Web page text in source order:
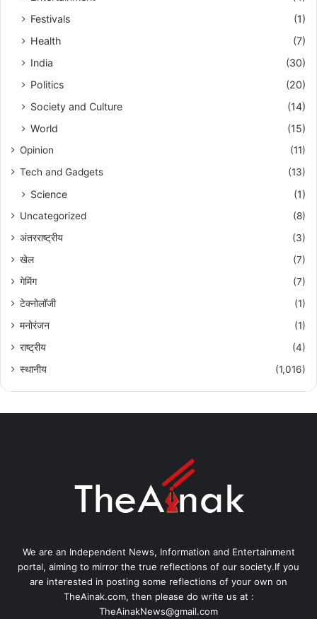
Festivals
(1)
Health
(7)
India
(30)
Politics
(20)
Society and Culture
(14)
World
(15)
Opinion
(11)
Tech and Gadgets
(13)
Science (1)
Uncategorized
(8)
अंतरराष्ट्रीय
(3)
खेल
(7)
गेमिंग
(7)
टेक्नोलॉजी
(1)
मनोरंजन
(1)
राष्ट्रीय
(4)
स्थानीय
(1,016)
We are an Independent News, Information and Entertainment
portal, aiming to mirror the true reflections of our society.If you
are interested in posting some reflections of your own on
TheAinak.com, then please do write us at :
TheAinakNews@gmail.com